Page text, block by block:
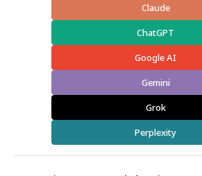
Claude
ChatGPT
Google AI
Gemini
Grok
Perplexity